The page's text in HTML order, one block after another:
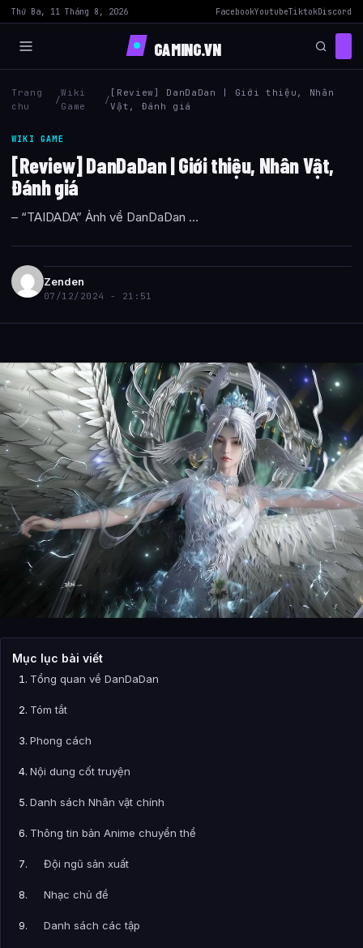
Thứ Ba, 11 Tháng 8, 2026 FacebookYoutubeTiktokDiscord
GAMING.VN
Trang
chu
/
Wiki
Game
/
[Review] DanDaDan | Giới thiệu, Nhân
Vật, Đánh giá
WIKI GAME
[Review] DanDaDan | Giới thiệu, Nhân Vật,
Đánh giá
– “TAIDADA” Ảnh về DanDaDan ...
Zenden
07/12/2024 - 21:51
Mục lục bài viết
Tổng quan về DanDaDan
Tóm tắt
Phong cách
Nội dung cốt truyện
Danh sách Nhân vật chính
Thông tin bản Anime chuyển thể
Đội ngũ sản xuất
Nhạc chủ đề
Danh sách các tập